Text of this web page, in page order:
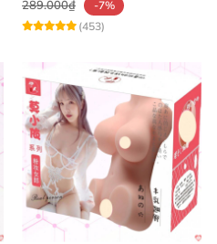
289.000₫
-7%
(453)